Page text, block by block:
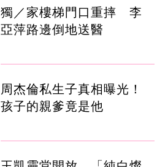
獨／家樓梯門口重摔 李
亞萍路邊倒地送醫
周杰倫私生子真相曝光！
孩子的親爹竟是他